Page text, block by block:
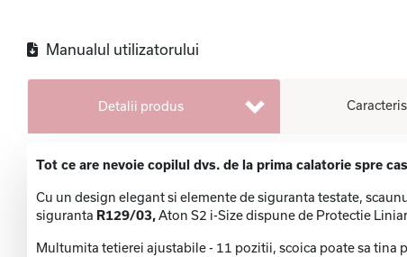
Manualul utilizatorului
Detalii produs
Tot ce are nevoie copilul dvs. de la prima calatorie spre
Cu un design elegant si elemente de siguranta testate,
siguranta R129/03,Aton S2 i-Size dispune de Protectie
Multumita tetierei ajustabile - 11 pozitii, scoica poate sa tina